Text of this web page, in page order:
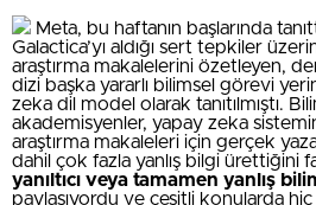
Meta, bu haftanın başlarında
Galactica’yı aldığı sert tepkiler
araştırma makalelerini özetleyen,
dizi başka yararlı bilimsel görevi
zeka dil model olarak tanıtılmıştı.
akademisyenler, yapay zeka
araştırma makaleleri için gerçek
dahil çok fazla yanlış bilgi ürettiğini
yanıltıcı veya tamamen yanlış
paylaşıyordu ve çeşitli konularda